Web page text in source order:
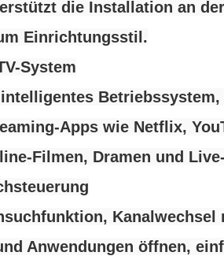
die Installation an
Einrichtungsstil.
System
Betriebssystem,
Apps wie Netflix,
Filmen, Dramen und
Anwendungen öffnen,